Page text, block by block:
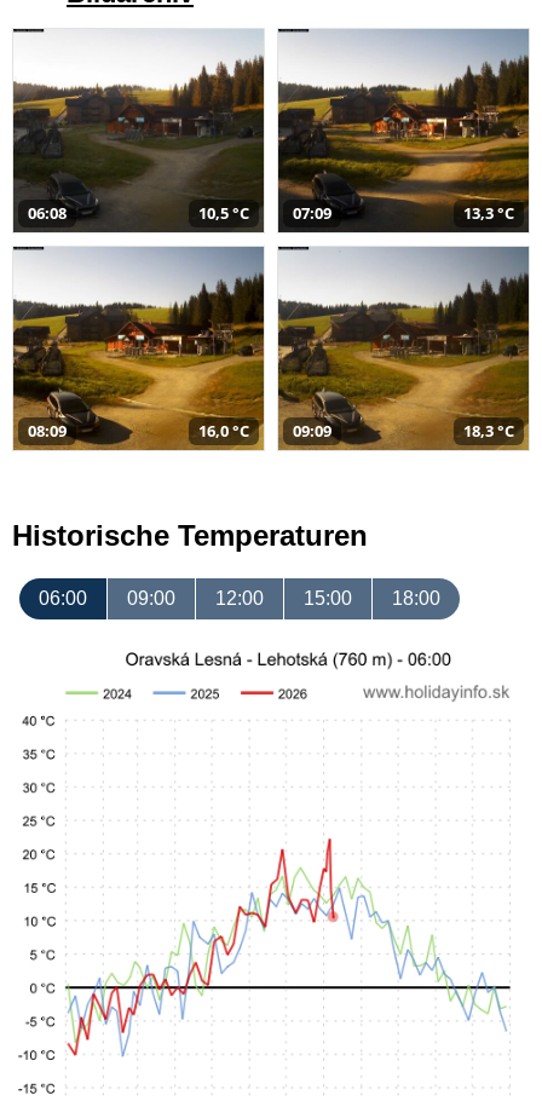
06:08 10,5 °C 07:09 13,3 °C
08:09 16,0 °C 09:09 18,3 °C
Historische Temperaturen
06:00 09:00 12:00 15:00 18:00